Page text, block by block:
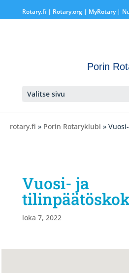
Rotary.fi | Rotary.org| MyRotary |
Porin
Valitse sivu
rotary.fi » Porin Rotaryklubi »
Vuosi- ja
loka 7, 2022